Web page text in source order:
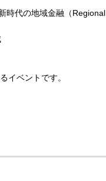
時代の地域金融（Regional
イベントです。